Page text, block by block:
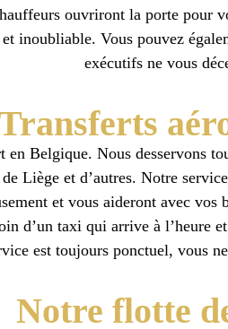
ouvriront la porte pour
inoubliable. Vous pouvez
exécutifs ne vous
en Belgique. Nous
Liège et d’autres. Notre
et vous aideront avec
d’un taxi qui arrive à l’heure
est toujours ponctuel, vous
Notre flotte